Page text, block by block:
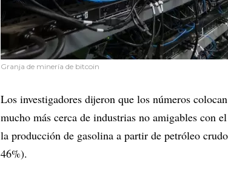
Granja de minería de bitcoin
Los investigadores dijeron que los números
mucho más cerca de industrias no amigables con
la producción de gasolina a partir de petróleo
46%).